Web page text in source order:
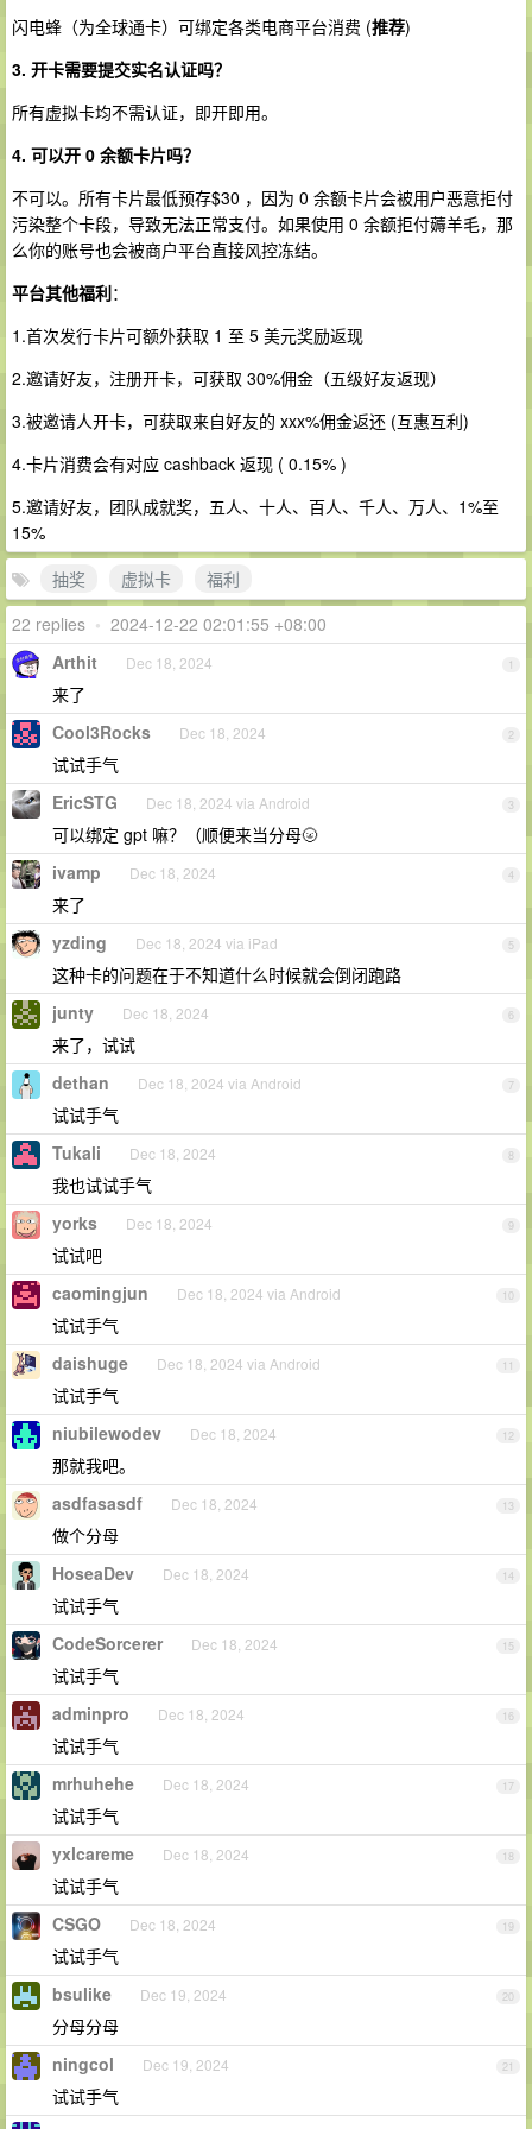
闪电蜂（为全球通卡）可绑定各类电商平台消费 (推荐)
3. 开卡需要提交实名认证吗？
所有虚拟卡均不需认证，即开即用。
4. 可以开 0 余额卡片吗？
不可以。所有卡片最低预存$30 ，因为 0 余额卡片会被用户恶意拒付
污染整个卡段，导致无法正常支付。如果使用 0 余额拒付薅羊毛，那
么你的账号也会被商户平台直接风控冻结。
平台其他福利：
1.首次发行卡片可额外获取 1 至 5 美元奖励返现
2.邀请好友，注册开卡，可获取 30%佣金（五级好友返现）
3.被邀请人开卡，可获取来自好友的 xxx%佣金返还 (互惠互利)
4.卡片消费会有对应 cashback 返现 ( 0.15% )
5.邀请好友，团队成就奖，五人、十人、百人、千人、万人、1%至
15%
抽奖
虚拟卡
福利
22 replies • 2024-12-22 02:01:55 +08:00
1
Arthit Dec 18, 2024
来了
2
Cool3Rocks Dec 18, 2024
试试手气
3
EricSTG Dec 18, 2024 via Android
可以绑定 gpt 嘛？（顺便来当分母🌝
4
ivamp Dec 18, 2024
来了
5
yzding Dec 18, 2024 via iPad
这种卡的问题在于不知道什么时候就会倒闭跑路
6
junty Dec 18, 2024
来了，试试
7
dethan Dec 18, 2024 via Android
试试手气
8
Tukali Dec 18, 2024
我也试试手气
9
yorks Dec 18, 2024
试试吧
10
caomingjun Dec 18, 2024 via Android
试试手气
11
daishuge Dec 18, 2024 via Android
试试手气
12
niubilewodev Dec 18, 2024
那就我吧。
13
asdfasasdf Dec 18, 2024
做个分母
14
HoseaDev Dec 18, 2024
试试手气
15
CodeSorcerer Dec 18, 2024
试试手气
16
adminpro Dec 18, 2024
试试手气
17
mrhuhehe Dec 18, 2024
试试手气
18
yxlcareme Dec 18, 2024
试试手气
19
CSGO Dec 18, 2024
试试手气
20
bsulike Dec 19, 2024
分母分母
21
ningcol Dec 19, 2024
试试手气